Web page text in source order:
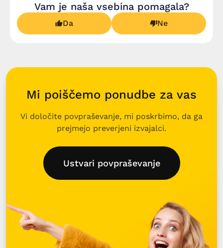
Vam je naša vsebina pomagala?
Da Ne
Mi poiščemo ponudbe za vas
Vi določite povpraševanje, mi poskrbimo, da ga
prejmejo preverjeni izvajalci.
Ustvari povpraševanje